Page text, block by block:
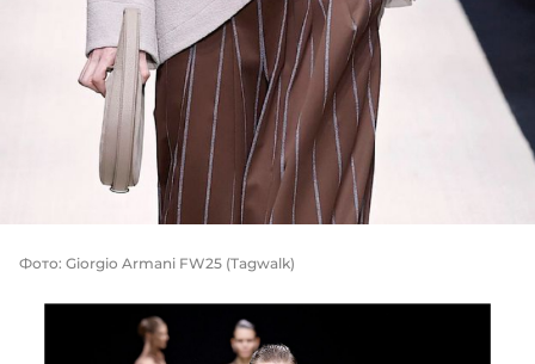
Фото: Giorgio Armani FW25 (Tagwalk)